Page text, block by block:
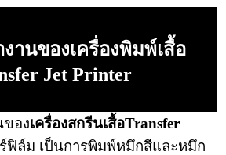
านของเครื่องพิมพ์เสื้อ
Jet Printer
องเครื่องสกรีนเสื้อTransfer
ฟิล์ม เป็นการพิมพ์หมึกสีและหมึก